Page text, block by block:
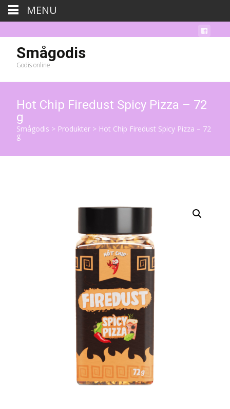
Smågodis
Godis online
Hot Chip Firedust Spicy Pizza – 72
g
Smågodis > Produkter > Hot Chip Firedust Spicy Pizza – 72
g
MENU